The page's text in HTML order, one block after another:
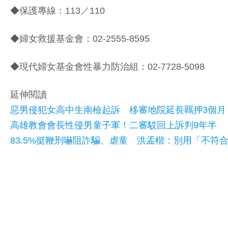
◆保護專線：113／110
◆婦女救援基金會：02-2555-8595
◆現代婦女基金會性暴力防治組：02-7728-5098
延伸閱讀
惡男侵犯女高中生南檢起訴 移審地院延長羈押3個月
高雄教會會長性侵男童子軍！二審駁回上訴判9年半
83.5%挺鞭刑嚇阻詐騙、虐童 洪孟楷：別用「不符